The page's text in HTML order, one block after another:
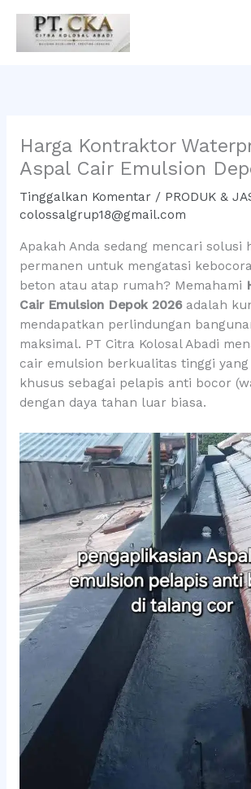
konten
Harga Kontraktor
Aspal Cair Emulsion
Tinggalkan Komentar / PRODUK &
colossalgrup18@gmail.com
Apakah Anda sedang mencari solusi
permanen untuk mengatasi
beton atau atap rumah? Memahami
Cair Emulsion Depok 2026adalah
mendapatkan perlindungan
maksimal. PT Citra Kolosal Abadi
cair emulsion berkualitas tinggi
khusus sebagai pelapis anti bocor
dengan daya tahan luar biasa.